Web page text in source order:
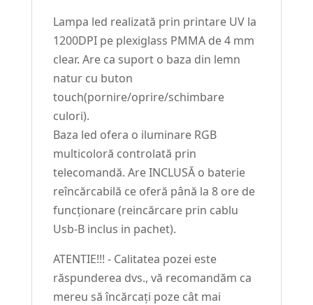
Lampa led realizată prin printare UV la
1200DPI pe plexiglass PMMA de 4 mm
clear. Are ca suport o baza din lemn
natur cu buton
touch(pornire/oprire/schimbare
culori).
Baza led ofera o iluminare RGB
multicoloră controlată prin
telecomandă. Are INCLUSĂ o baterie
reîncărcabilă ce oferă până la 8 ore de
funcționare (reincărcare prin cablu
Usb-B inclus in pachet).
ATENTIE!!! - Calitatea pozei este
răspunderea dvs., vă recomandăm ca
mereu să încărcați poze cât mai